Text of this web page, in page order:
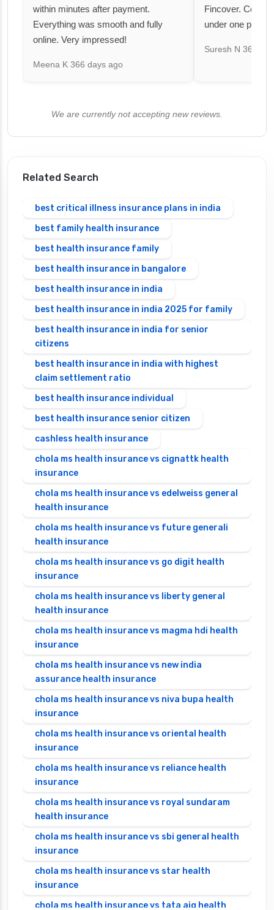
within minutes after payment.
Everything was smooth and fully
online. Very impressed!
Meena K 366 days ago
Fincover.
under one
Suresh N 367
We are currently not accepting new reviews.
Related Search
best critical illness insurance plans in india
best family health insurance
best health insurance family
best health insurance in bangalore
best health insurance in india
best health insurance in india 2025 for family
best health insurance in india for senior
citizens
best health insurance in india with highest
claim settlement ratio
best health insurance individual
best health insurance senior citizen
cashless health insurance
chola ms health insurance vs cignattk health
insurance
chola ms health insurance vs edelweiss general
health insurance
chola ms health insurance vs future generali
health insurance
chola ms health insurance vs go digit health
insurance
chola ms health insurance vs liberty general
health insurance
chola ms health insurance vs magma hdi health
insurance
chola ms health insurance vs new india
assurance health insurance
chola ms health insurance vs niva bupa health
insurance
chola ms health insurance vs oriental health
insurance
chola ms health insurance vs reliance health
insurance
chola ms health insurance vs royal sundaram
health insurance
chola ms health insurance vs sbi general health
insurance
chola ms health insurance vs star health
insurance
chola ms health insurance vs tata aig health